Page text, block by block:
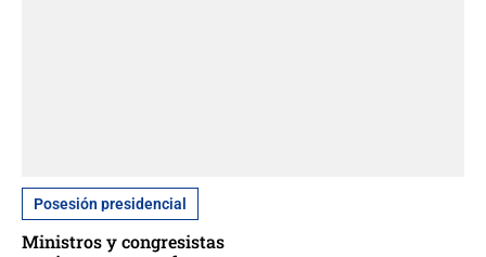
Posesión presidencial
Ministros y congresistas